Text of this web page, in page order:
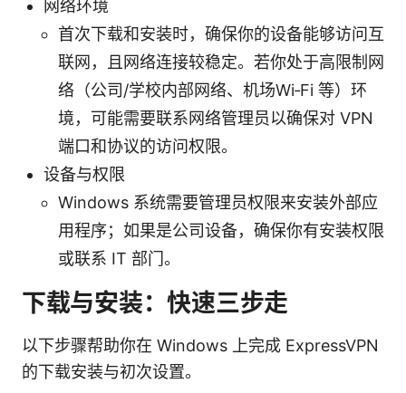
网络环境
首次下载和安装时，确保你的设备能够访问互
联网，且网络连接较稳定。若你处于高限制网
络（公司/学校内部网络、机场Wi‑Fi 等）环
境，可能需要联系网络管理员以确保对 VPN
端口和协议的访问权限。
设备与权限
Windows 系统需要管理员权限来安装外部应
用程序；如果是公司设备，确保你有安装权限
或联系 IT 部门。
下载与安装：快速三步走
以下步骤帮助你在 Windows 上完成 ExpressVPN
的下载安装与初次设置。